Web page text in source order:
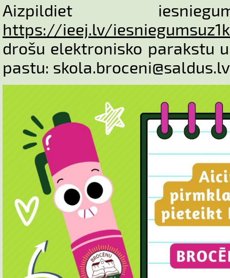
Aizpildiet
https://ieej.lv/
drošu elektronisko parakstu
pastu: skola.broceni@saldus.lv